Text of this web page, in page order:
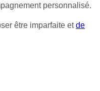
personnalisé.
être imparfaite etde